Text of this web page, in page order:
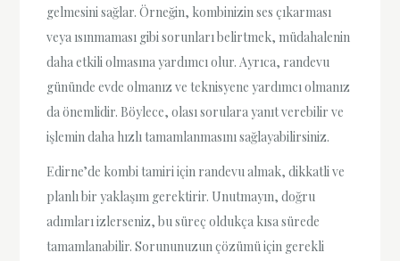
gelmesini sağlar. Örneğin, kombinizin ses çıkarması
veya ısınmaması gibi sorunları belirtmek, müdahalenin
daha etkili olmasına yardımcı olur. Ayrıca, randevu
gününde evde olmanız ve teknisyene yardımcı olmanız
da önemlidir. Böylece, olası sorulara yanıt verebilir ve
işlemin daha hızlı tamamlanmasını sağlayabilirsiniz.
Edirne’de kombi tamiri için randevu almak, dikkatli ve
planlı bir yaklaşım gerektirir. Unutmayın, doğru
adımları izlerseniz, bu süreç oldukça kısa sürede
tamamlanabilir. Sorununuzun çözümü için gerekli